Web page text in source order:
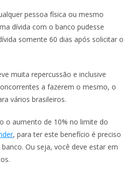
pessoa física ou mesmo
dívida com o banco pudesse
somente 60 dias após solicitar o
muita repercussão e inclusive
a fazerem o mesmo, o
vários brasileiros.
o aumento de 10% no limite do
, para ter este benefício é preciso
Ou seja, você deve estar em